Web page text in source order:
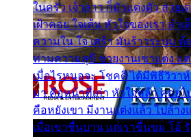
ในครัว เจ้าสาว ก็มัวแต่งตัว สวยเ
เฝ้าคอย ใจเต้น หัวใจของเรา ลำ
ความใน ใจ เศร้า มันร้าวระบม
ท่ามความสุขี ช่วยงานเขาแต่ง แ
เมื่อไรหนอจะ โชคดี ได้มีพิธีวิวา
มา คือหน้าที่เก่า หัวใจหล้า คอย
คือหยังเขา มีงานแต่งแล้ว ไปล้า
เมื่อเขาชื่นบาน แต่เราขื่นขม โอ้